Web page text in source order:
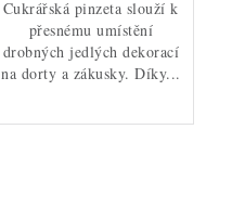
Cukrářská pinzeta slouží k
přesnému umístění
drobných jedlých dekorací
na dorty a zákusky. Díky...